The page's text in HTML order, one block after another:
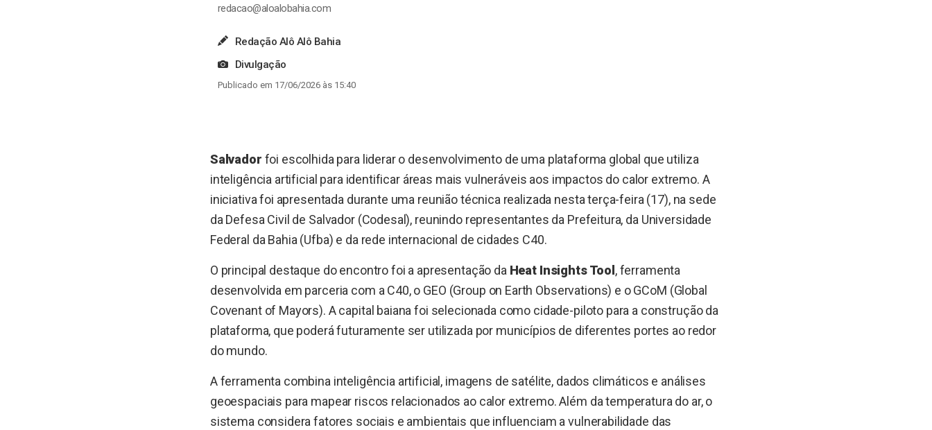
redacao@aloalobahia.com
Redação Alô Alô Bahia
Divulgação
Publicado em 17/06/2026 às 15:40
Salvador foi escolhida para liderar o desenvolvimento de uma plataforma global que utiliza
inteligência artificial para identificar áreas mais vulneráveis aos impactos do calor extremo. A
iniciativa foi apresentada durante uma reunião técnica realizada nesta terça-feira (17), na sede
da Defesa Civil de Salvador (Codesal), reunindo representantes da Prefeitura, da Universidade
Federal da Bahia (Ufba) e da rede internacional de cidades C40.
O principal destaque do encontro foi a apresentação da Heat Insights Tool , ferramenta
desenvolvida em parceria com a C40, o GEO (Group on Earth Observations) e o GCoM (Global
Covenant of Mayors). A capital baiana foi selecionada como cidade-piloto para a construção da
plataforma, que poderá futuramente ser utilizada por municípios de diferentes portes ao redor
do mundo.
A ferramenta combina inteligência artificial, imagens de satélite, dados climáticos e análises
geoespaciais para mapear riscos relacionados ao calor extremo. Além da temperatura do ar, o
sistema considera fatores sociais e ambientais que influenciam a vulnerabilidade das